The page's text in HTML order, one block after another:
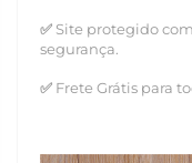
✅ Site protegido
segurança.
✅ Frete Grátis para